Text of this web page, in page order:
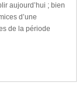
aujourd’hui ; bien
d’une
de la période